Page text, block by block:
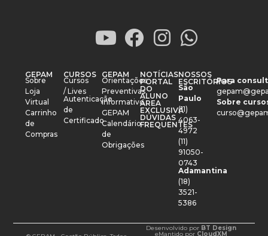
GEPAM
Sobre
Loja
Virtual
Carrinho
de
Compras
CURSOS
Cursos
/ Lives
Autenticação
de
Certificado
GEPAM
Orientações
Preventivas
Informativo
GEPAM
Calendário
de
Obrigações
NOTÍCIAS
PORTAL
DO
ALUNO
ÁREA
EXCLUSIVA
DÚVIDAS
FREQUENTES
NOSSOS
ESCRITÓRIOS
São
Paulo
(11)
4063-
4972
(11)
91050-
0743
Adamantina
(18)
3521-
5386
Para
Sobre
Desenvolvido por BT Design
eMantido por CloudXM